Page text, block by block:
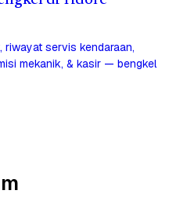
servis kendaraan,
mekanik, & kasir — bengkel